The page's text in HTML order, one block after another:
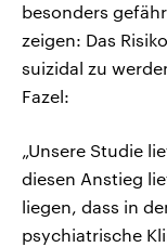
besonders
zeigen: Das
suizidal zu
Fazel:
„Unsere Studie
diesen Anstieg
liegen, dass in
psychiatrische